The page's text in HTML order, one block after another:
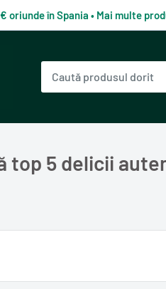
oriunde în Spania • Mai multe
top 5 delicii